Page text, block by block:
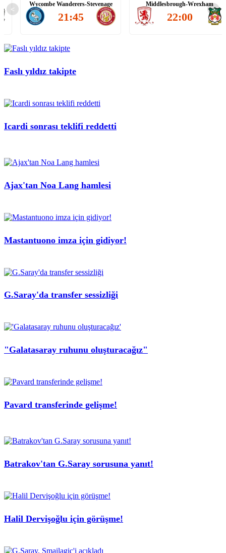
<
Wycombe Wanderers-Stevenage
21:45
Middlesbrough-Wrexham
22:00
>
Faslı yıldız takipte
Icardi sonrası teklifi reddetti
Ajax'tan Noa Lang hamlesi
Mastantuono imza için gidiyor!
G.Saray'da transfer sessizliği
"Galatasaray ruhunu oluşturacağız"
Pavard transferinde gelişme!
Batrakov'tan G.Saray sorusuna yanıt!
Halil Dervişoğlu için görüşme!